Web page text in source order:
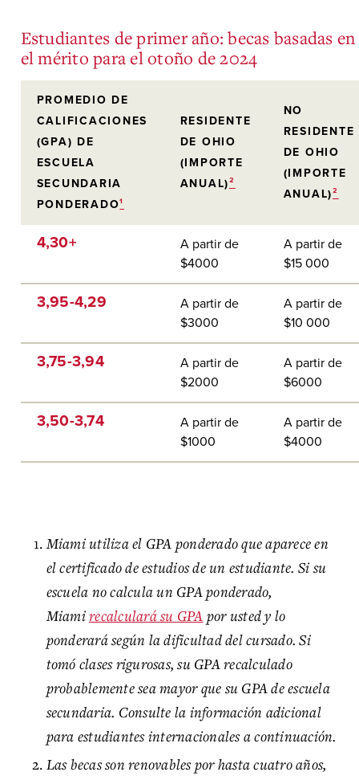
Estudiantes de primer año: becas basadas en
el mérito para el otoño de 2024
PROMEDIO DE
CALIFICACIONES
(GPA) DE
ESCUELA
SECUNDARIA
PONDERADO¹
RESIDENTE
DE OHIO
(IMPORTE
ANUAL)²
NO
RESIDENTE
DE OHIO
(IMPORTE
ANUAL)²
4,30+
A partir de
$4000
A partir de
$15 000
3,95-4,29
A partir de
$3000
A partir de
$10 000
3,75-3,94
A partir de
$2000
A partir de
$6000
3,50-3,74
A partir de
$1000
A partir de
$4000
Miami utiliza el GPA ponderado que aparece en
el certificado de estudios de un estudiante. Si su
escuela no calcula un GPA ponderado,
Miamirecalculará su GPA por usted y lo
ponderará según la dificultad del cursado. Si
tomó clases rigurosas, su GPA recalculado
probablemente sea mayor que su GPA de escuela
secundaria. Consulte la información adicional
para estudiantes internacionales a continuación.
Las becas son renovables por hasta cuatro años,